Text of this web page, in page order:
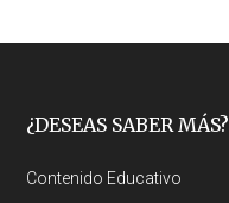
Footer
¿DESEAS SABER MÁS?
Contenido Educativo